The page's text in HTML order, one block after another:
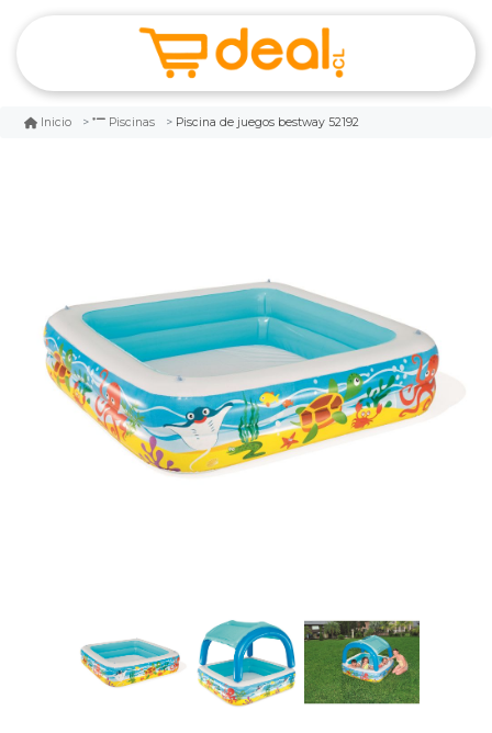
Inicio Piscinas Piscina de juegos bestway 52192